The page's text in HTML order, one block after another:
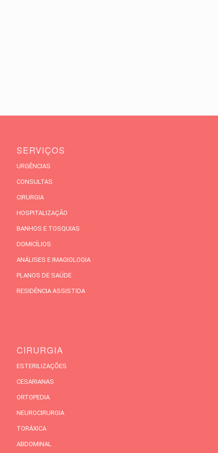
SERVIÇOS
URGÊNCIAS
CONSULTAS
CIRURGIA
HOSPITALIZAÇÃO
BANHOS E TOSQUIAS
DOMICÍLIOS
ANÁLISES E IMAGIOLOGIA
PLANOS DE SAÚDE
RESIDÊNCIA ASSISTIDA
CIRURGIA
ESTERILIZAÇÕES
CESARIANAS
ORTOPEDIA
NEUROCIRURGIA
TORÁXICA
ABDOMINAL